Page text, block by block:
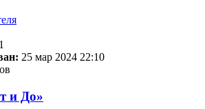
25 мар 2024 22:10
и До»